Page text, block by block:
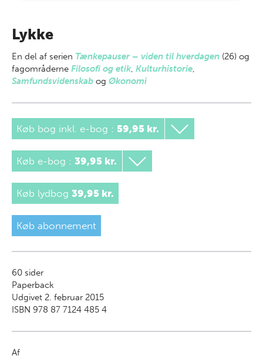
Lykke
En del af serien Tænkepauser – viden til hverdagen (26) og
fagområderne Filosofi og etik, Kulturhistorie,
Samfundsvidenskab og Økonomi
Køb bog inkl. e-bog : 59,95 kr.
Køb e-bog : 39,95 kr.
Køb lydbog 39,95 kr.
Køb abonnement
60 sider
Paperback
Udgivet 2. februar 2015
ISBN 978 87 7124 485 4
Af